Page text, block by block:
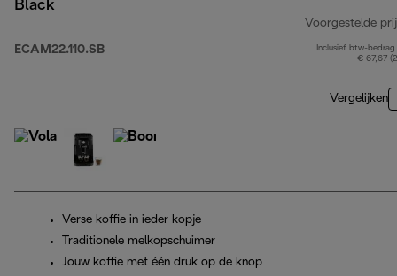
Black
ECAM22.110.SB
Voorgestelde
Inclusief btw-bedrag
€ 67,67
Vergelijken
Verse koffie in ieder kopje
Traditionele melkopschuimer
Jouw koffie met één druk op de knop